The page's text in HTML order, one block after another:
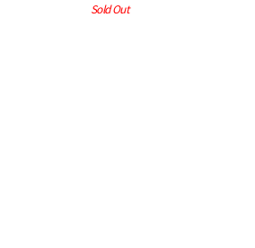
Sold Out